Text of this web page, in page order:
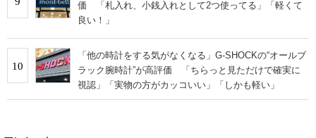
価 「札入れ、小銭入れとして2つ使ってる」「軽くて
良い！」
10
「他の時計をする気がなくなる」G-SHOCKの“オールブ
ラック腕時計”が高評価 「ちらっと見ただけで確実に
視認」「実物の方がカッコいい」「しかも軽い」